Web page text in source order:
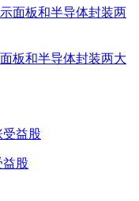
板和半导体封装两大
股